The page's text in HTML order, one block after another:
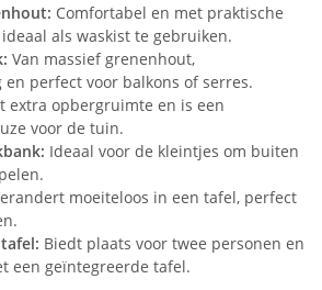
Comfortabel en met praktische
als waskist te gebruiken.
Van massief grenenhout,
perfect voor balkons of serres.
extra opbergruimte en is een
voor de tuin.
Ideaal voor de kleintjes om buiten
moeiteloos in een tafel, perfect
Biedt plaats voor twee personen en
een geïntegreerde tafel.